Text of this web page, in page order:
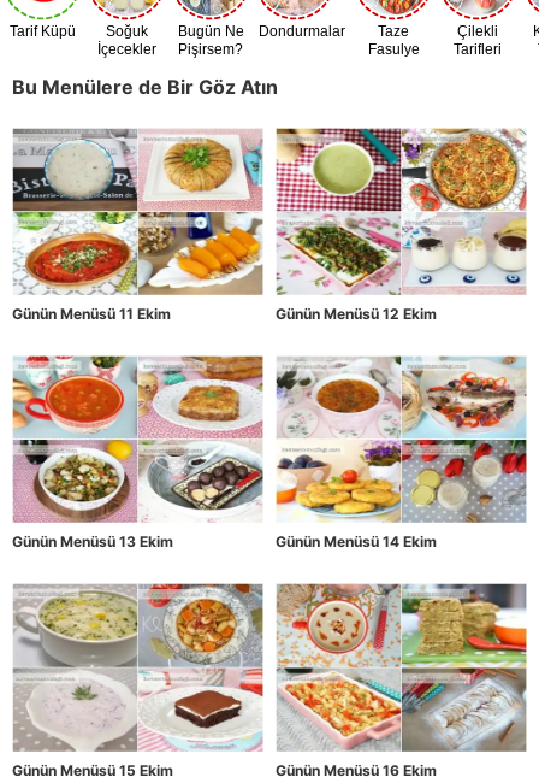
Tarif Küpü
Soğuk
İçecekler
Bugün Ne
Pişirsem?
Dondurmalar
Taze
Fasulye
Çilekli
Tarifleri
Bu Menülere de Bir Göz Atın
Günün Menüsü 11 Ekim Günün Menüsü 12 Ekim
Günün Menüsü 13 Ekim Günün Menüsü 14 Ekim
Günün Menüsü 15 Ekim Günün Menüsü 16 Ekim